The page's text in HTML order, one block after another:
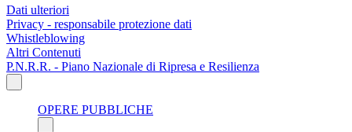
Dati ulteriori
Privacy - responsabile protezione dati
Whistleblowing
Altri Contenuti
P.N.R.R. - Piano Nazionale di Ripresa e Resilienza
OPERE PUBBLICHE